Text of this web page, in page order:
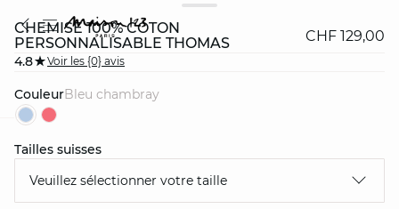
CHEMISE 100% COTON
PERSONNALISABLE THOMAS
CHF 129,00
4.8 Voir les {0} avis
Couleur bleu chambray
Tailles suisses
Veuillez sélectionner votre taille